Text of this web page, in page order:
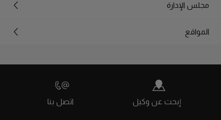
مجلس الإدارة
المواقع
إبحث عن وكيل اتصل بنا